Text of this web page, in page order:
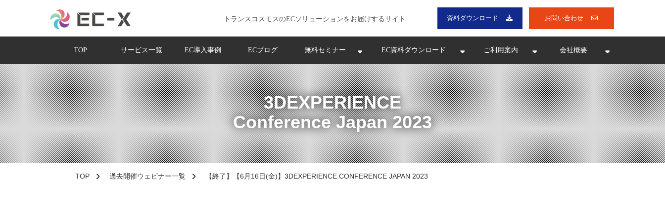
トランスコスモスのECソリューションをお届けするサイト 資料ダウンロード お問い合わせ
TOP サービス一覧 EC導入事例 ECブログ 無料セミナー EC資料ダウンロード ご利用案内 会社概要
3DEXPERIENCE
Conference Japan 2023
TOP 過去開催ウェビナー一覧 【終了】【6月16日(金)】3DEXPERIENCE CONFERENCE JAPAN 2023